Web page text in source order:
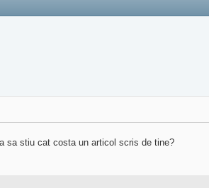
sa stiu cat costa un articol scris de tine?